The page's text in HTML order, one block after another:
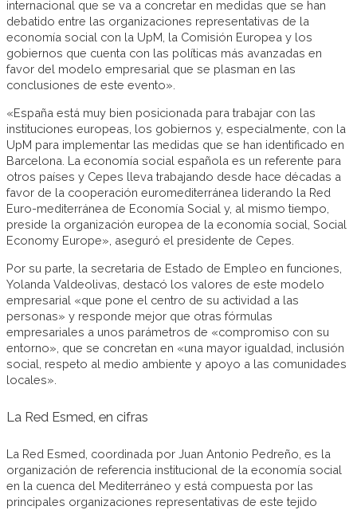
internacional que se va a concretar en medidas que se han
debatido entre las organizaciones representativas de la
economía social con la UpM, la Comisión Europea y los
gobiernos que cuenta con las políticas más avanzadas en
favor del modelo empresarial que se plasman en las
conclusiones de este evento».
«España está muy bien posicionada para trabajar con las
instituciones europeas, los gobiernos y, especialmente, con la
UpM para implementar las medidas que se han identificado en
Barcelona. La economía social española es un referente para
otros países y Cepes lleva trabajando desde hace décadas a
favor de la cooperación euromediterránea liderando la Red
Euro-mediterránea de Economía Social y, al mismo tiempo,
preside la organización europea de la economía social, Social
Economy Europe», aseguró el presidente de Cepes.
Por su parte, la secretaria de Estado de Empleo en funciones,
Yolanda Valdeolivas, destacó los valores de este modelo
empresarial «que pone el centro de su actividad a las
personas» y responde mejor que otras fórmulas
empresariales a unos parámetros de «compromiso con su
entorno», que se concretan en «una mayor igualdad, inclusión
social, respeto al medio ambiente y apoyo a las comunidades
locales».
La Red Esmed, en cifras
La Red Esmed, coordinada por Juan Antonio Pedreño, es la
organización de referencia institucional de la economía social
en la cuenca del Mediterráneo y está compuesta por las
principales organizaciones representativas de este tejido